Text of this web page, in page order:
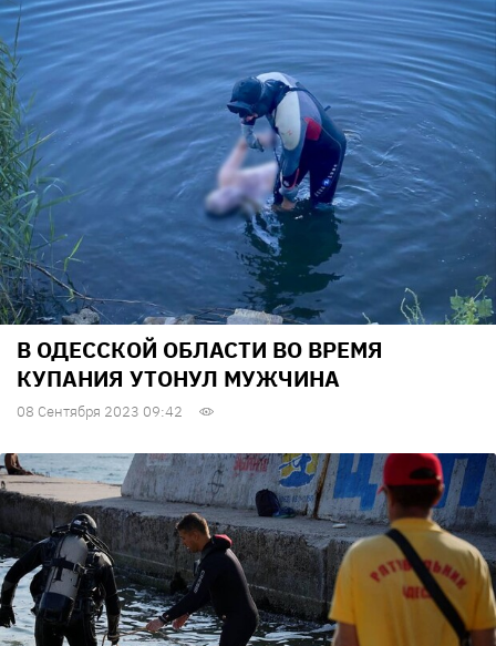
В ОДЕССКОЙ ОБЛАСТИ ВО ВРЕМЯ
КУПАНИЯ УТОНУЛ МУЖЧИНА
08 Сентября 2023 09:42